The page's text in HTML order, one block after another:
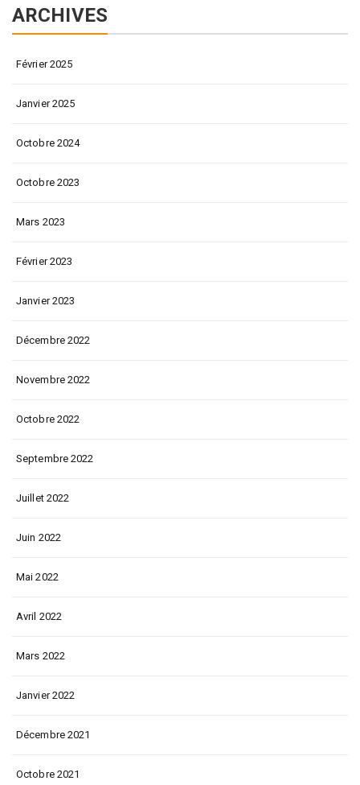
ARCHIVES
Février 2025
Janvier 2025
Octobre 2024
Octobre 2023
Mars 2023
Février 2023
Janvier 2023
Décembre 2022
Novembre 2022
Octobre 2022
Septembre 2022
Juillet 2022
Juin 2022
Mai 2022
Avril 2022
Mars 2022
Janvier 2022
Décembre 2021
Octobre 2021